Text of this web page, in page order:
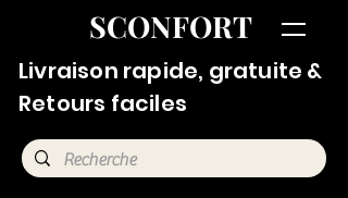
SCONFORT
Livraison rapide, gratuite &
Retours faciles